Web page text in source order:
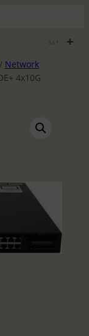
+
/ Network
4x10G